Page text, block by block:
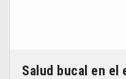
Salud bucal en el